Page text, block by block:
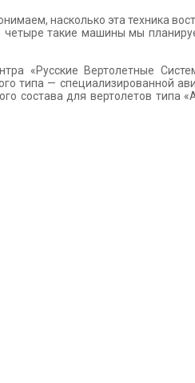
насколько эта техника
такие машины мы
«Русские Вертолетные
типа — специализированной
состава для вертолетов типа